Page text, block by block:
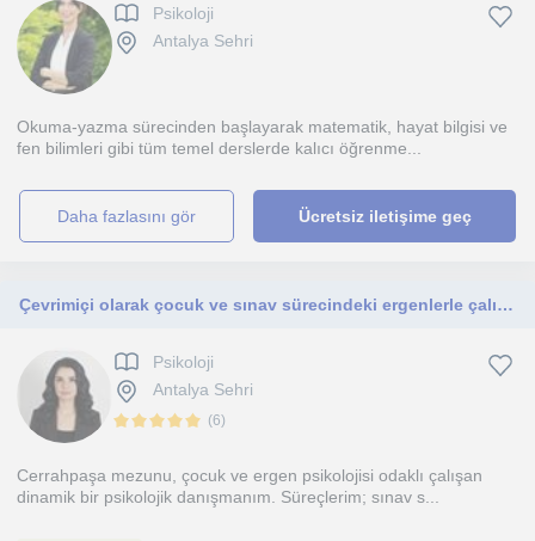
Psikoloji
Antalya Sehri
Okuma-yazma sürecinden başlayarak matematik, hayat bilgisi ve
fen bilimleri gibi tüm temel derslerde kalıcı öğrenme...
daha fazlasını gör Ücretsiz iletişime geç
Çevrimiçi olarak çocuk ve sınav sürecindeki ergenlerle çalışan; sanat terapisi kullanan Cerrahpaşa mezunu psikolojik danışman.
Psikoloji
Antalya Sehri
(6)
Cerrahpaşa mezunu, çocuk ve ergen psikolojisi odaklı çalışan
dinamik bir psikolojik danışmanım. Süreçlerim; sınav s...